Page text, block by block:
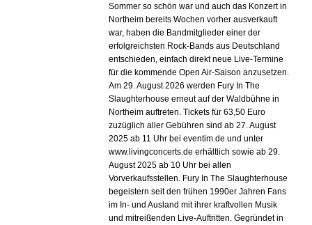
Sommer so schön war und auch das Konzert in
Northeim bereits Wochen vorher ausverkauft
war, haben die Bandmitglieder einer der
erfolgreichsten Rock-Bands aus Deutschland
entschieden, einfach direkt neue Live-Termine
für die kommende Open Air-Saison anzusetzen.
Am 29. August 2026 werden Fury In The
Slaughterhouse erneut auf der Waldbühne in
Northeim auftreten. Tickets für 63,50 Euro
zuzüglich aller Gebühren sind ab 27. August
2025 ab 11 Uhr bei eventim.de und unter
www.livingconcerts.de erhältlich sowie ab 29.
August 2025 ab 10 Uhr bei allen
Vorverkaufsstellen. Fury In The Slaughterhouse
begeistern seit den frühen 1990er Jahren Fans
im In- und Ausland mit ihrer kraftvollen Musik
und mitreißenden Live-Auftritten. Gegründet in